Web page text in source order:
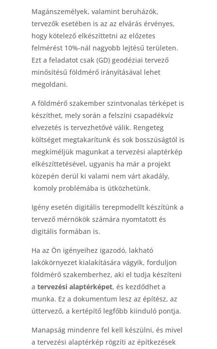
Magánszemélyek, valamint beruházók,
tervezők esetében is az az elvárás érvényes,
hogy kötelező elkészíttetni az előzetes
felmérést 10%-nál nagyobb lejtésű területen.
Ezt a feladatot csak (GD) geodéziai tervező
minősítésű földmérő irányításával lehet
megoldani.
A földmérő szakember szintvonalas térképet is
készíthet, mely során a felszíni csapadékvíz
elvezetés is tervezhetővé válik. Rengeteg
költséget megtakarítunk és sok bosszúságtól is
megkíméljük magunkat a tervezési alaptérkép
elkészíttetésével, ugyanis ha már a projekt
közepén derül ki valami nem várt akadály,
komoly problémába is ütközhetünk.
Igény esetén digitális terepmodellt készítünk a
tervező mérnökök számára nyomtatott és
digitális formában is.
Ha az Ön igényeihez igazodó, lakható
lakókörnyezet kialakítására vágyik, forduljon
földmérő szakemberhez, aki el tudja készíteni
a tervezési alaptérképet, és kezdődhet a
munka. Ez a dokumentum lesz az építész, az
úttervező, a kertépítő legfőbb kiinduló pontja.
Manapság mindenre fel kell készülni, és mivel
a tervezési alaptérkép rögzíti az építkezések